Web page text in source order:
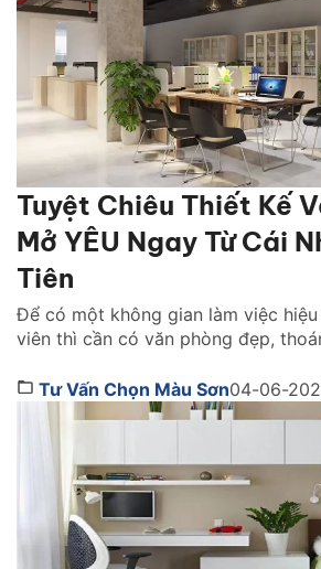
Tuyệt Chiêu Thiết Kế
Mở YÊU Ngay Từ Cái
Tiên
Để có một không gian làm việc hiệu
viên thì cần có văn phòng đẹp,
đại. Các văn phòng làm việc có xu
những không gian mở cho văn
làm […]
Tư Vấn Chọn Màu Sơn04-06-